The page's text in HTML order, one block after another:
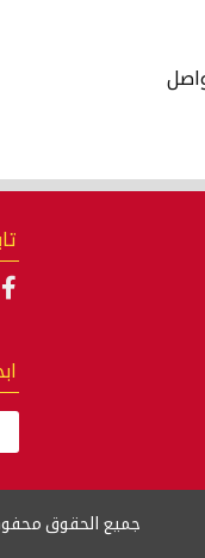
جميع الحقوق